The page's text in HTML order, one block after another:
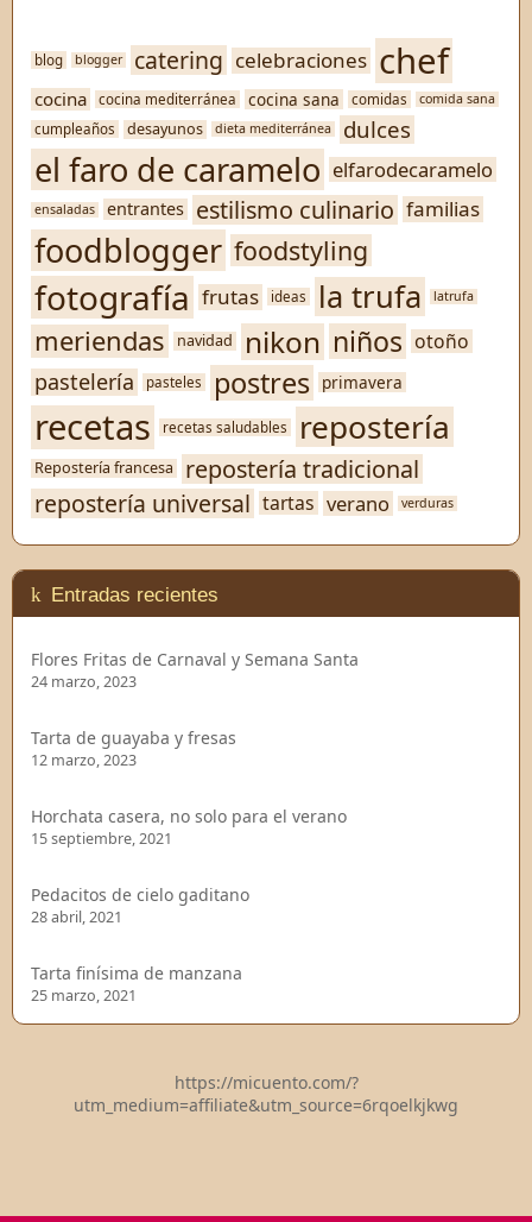
blog blogger catering celebraciones chef
cocina cocina mediterránea cocina sana comidas comida sana
cumpleaños desayunos dieta mediterránea dulces
el faro de caramelo elfarodecaramelo
ensaladas entrantes estilismo culinario familias
foodblogger foodstyling
fotografía frutas ideas la trufa latrufa
meriendas navidad nikon niños otoño
pastelería pasteles postres primavera
recetas recetas saludables repostería
Repostería francesa
repostería tradicional
repostería universal tartas verano verduras
Entradas recientes
Flores Fritas de Carnaval y Semana Santa
24 marzo, 2023
Tarta de guayaba y fresas
12 marzo, 2023
Horchata casera, no solo para el verano
15 septiembre, 2021
Pedacitos de cielo gaditano
28 abril, 2021
Tarta finísima de manzana
25 marzo, 2021
https://micuento.com/?
utm_medium=affiliate&utm_source=6rqoelkjkwg